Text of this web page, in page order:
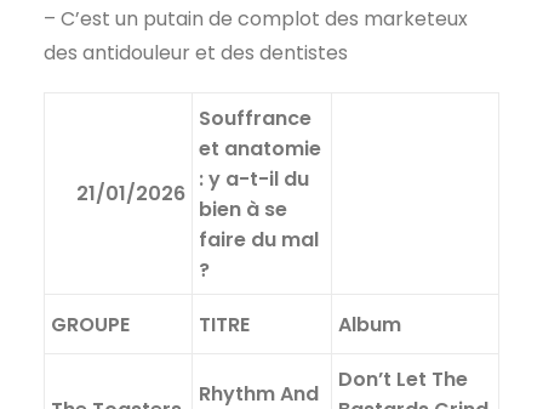
– C’est un putain de complot des marketeux
des antidouleur et des dentistes
21/01/2026
Souffrance
et anatomie
: y a-t-il du
bien à se
faire du mal
?
GROUPE
TITRE Album
Rhythm And
Don’t Let The